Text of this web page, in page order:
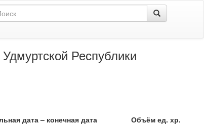
Республики
дата – конечная дата
Объём ед. хр.